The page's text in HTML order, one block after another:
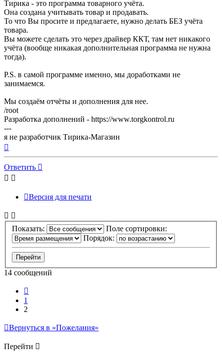
Тирика - это программа товарного учёта.
Она создана учитывать товар и продавать.
То что Вы просите и предлагаете, нужно делать БЕЗ учёта
товара.
Вы можете сделать это через драйвер ККТ, там нет никакого
учёта (вообще никакая дополнительная программа не нужна
тогда).
P.S. в самой программе именно, мы доработками не
занимаемся.
Мы создаём отчёты и дополнения для нее.
/root
Разработка дополнений - https://www.torgkontrol.ru
---
я не разработчик Тирика-Магазин
началу
Ответить
Версия для печати
Показать:
Поле сортировки:
Порядок:
14 сообщений
1
2
Вернуться в «Пожелания»
Перейти